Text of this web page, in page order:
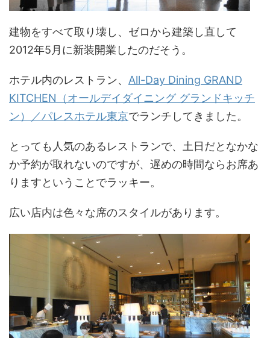
建物をすべて取り壊し、ゼロから建築し直して
2012年5月に新装開業したのだそう。
ホテル内のレストラン、 All-Day Dining GRAND
KITCHEN（オールデイダイニング グランドキッチ
ン）／パレスホテル東京でランチしてきました。
とっても人気のあるレストランで、土日だとなかな
か予約が取れないのですが、遅めの時間ならお席あ
りますということでラッキー。
広い店内は色々な席のスタイルがあります。